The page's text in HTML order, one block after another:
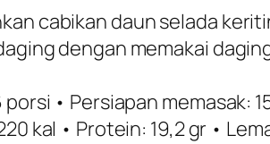
cabikan daun selada
dengan memakai
porsi • Persiapan memasak:
kal • Protein: 19,2 gr •